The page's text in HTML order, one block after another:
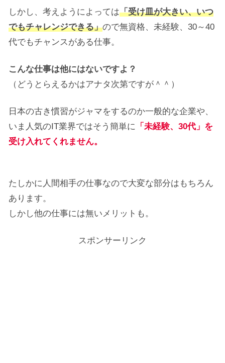
しかし、考えようによっては「受け皿が大きい、いつ
でもチャレンジできる」ので無資格、未経験、30～40
代でもチャンスがある仕事。
こんな仕事は他にはないですよ？
（どうとらえるかはアナタ次第ですが＾＾）
日本の古き慣習がジャマをするのか一般的な企業や、
いま人気のIT業界ではそう簡単に
「未経験、30代」を
受け入れてくれません。
たしかに人間相手の仕事なので大変な部分はもちろん
あります。
しかし他の仕事には無いメリットも。
スポンサーリンク